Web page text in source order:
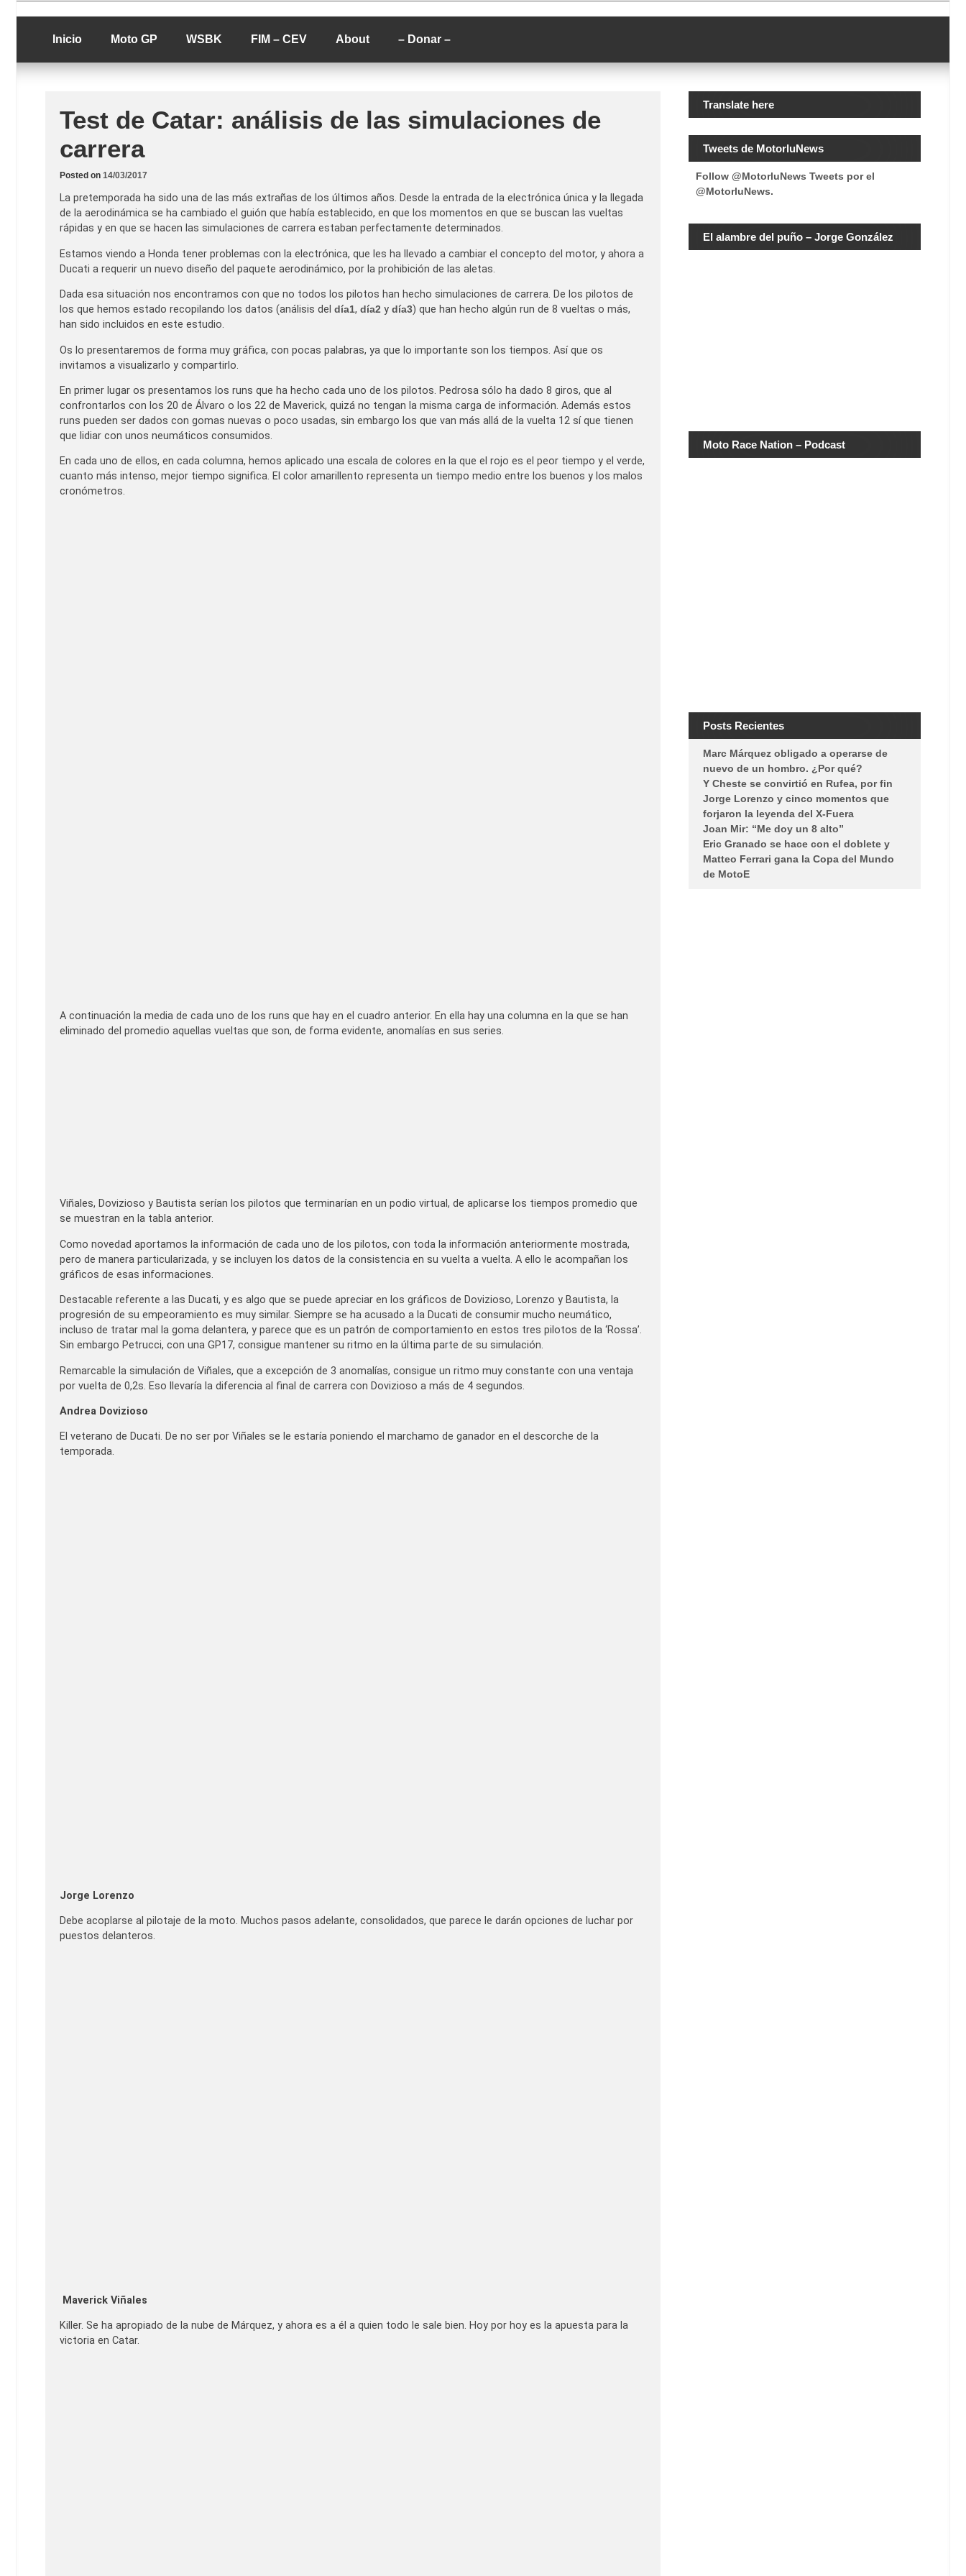
to
contentLucio Lopez GP
luciolopezgp
Inicio Moto GP WSBK FIM – CEV About – Donar –
Test de Catar: análisis de las simulaciones de
carrera
Posted on 14/03/2017
La pretemporada ha sido una de las más extrañas de los últimos años. Desde la entrada de la electrónica única y la llegada
de la aerodinámica se ha cambiado el guión que había establecido, en que los momentos en que se buscan las vueltas
rápidas y en que se hacen las simulaciones de carrera estaban perfectamente determinados.
Estamos viendo a Honda tener problemas con la electrónica, que les ha llevado a cambiar el concepto del motor, y ahora a
Ducati a requerir un nuevo diseño del paquete aerodinámico, por la prohibición de las aletas.
Dada esa situación nos encontramos con que no todos los pilotos han hecho simulaciones de carrera. De los pilotos de
los que hemos estado recopilando los datos (análisis del día1, día2 y día3) que han hecho algún run de 8 vueltas o más,
han sido incluidos en este estudio.
Os lo presentaremos de forma muy gráfica, con pocas palabras, ya que lo importante son los tiempos. Así que os
invitamos a visualizarlo y compartirlo.
En primer lugar os presentamos los runs que ha hecho cada uno de los pilotos. Pedrosa sólo ha dado 8 giros, que al
confrontarlos con los 20 de Álvaro o los 22 de Maverick, quizá no tengan la misma carga de información. Además estos
runs pueden ser dados con gomas nuevas o poco usadas, sin embargo los que van más allá de la vuelta 12 sí que tienen
que lidiar con unos neumáticos consumidos.
En cada uno de ellos, en cada columna, hemos aplicado una escala de colores en la que el rojo es el peor tiempo y el verde,
cuanto más intenso, mejor tiempo significa. El color amarillento representa un tiempo medio entre los buenos y los malos
cronómetros.
A continuación la media de cada uno de los runs que hay en el cuadro anterior. En ella hay una columna en la que se han
eliminado del promedio aquellas vueltas que son, de forma evidente, anomalías en sus series.
Viñales, Dovizioso y Bautista serían los pilotos que terminarían en un podio virtual, de aplicarse los tiempos promedio que
se muestran en la tabla anterior.
Como novedad aportamos la información de cada uno de los pilotos, con toda la información anteriormente mostrada,
pero de manera particularizada, y se incluyen los datos de la consistencia en su vuelta a vuelta. A ello le acompañan los
gráficos de esas informaciones.
Destacable referente a las Ducati, y es algo que se puede apreciar en los gráficos de Dovizioso, Lorenzo y Bautista, la
progresión de su empeoramiento es muy similar. Siempre se ha acusado a la Ducati de consumir mucho neumático,
incluso de tratar mal la goma delantera, y parece que es un patrón de comportamiento en estos tres pilotos de la ‘Rossa’.
Sin embargo Petrucci, con una GP17, consigue mantener su ritmo en la última parte de su simulación.
Remarcable la simulación de Viñales, que a excepción de 3 anomalías, consigue un ritmo muy constante con una ventaja
por vuelta de 0,2s. Eso llevaría la diferencia al final de carrera con Dovizioso a más de 4 segundos.
Andrea Dovizioso
El veterano de Ducati. De no ser por Viñales se le estaría poniendo el marchamo de ganador en el descorche de la
temporada.
Jorge Lorenzo
Debe acoplarse al pilotaje de la moto. Muchos pasos adelante, consolidados, que parece le darán opciones de luchar por
puestos delanteros.
Maverick Viñales
Killer. Se ha apropiado de la nube de Márquez, y ahora es a él a quien todo le sale bien. Hoy por hoy es la apuesta para la
victoria en Catar.
Translate here
Tweets de MotorluNews
Follow @MotorluNews Tweets por el
@MotorluNews.
El alambre del puño – Jorge González
Moto Race Nation – Podcast
Posts Recientes
Marc Márquez obligado a operarse de
nuevo de un hombro. ¿Por qué?
Y Cheste se convirtió en Rufea, por fin
Jorge Lorenzo y cinco momentos que
forjaron la leyenda del X-Fuera
Joan Mir: “Me doy un 8 alto”
Eric Granado se hace con el doblete y
Matteo Ferrari gana la Copa del Mundo
de MotoE